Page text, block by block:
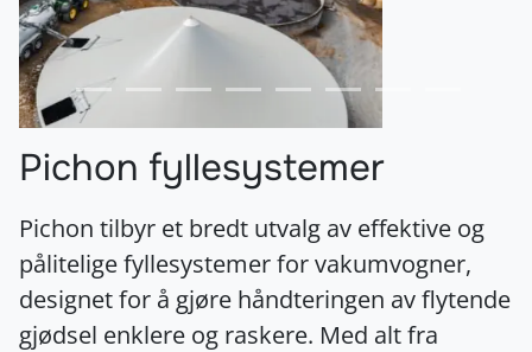
Pichon fyllesystemer
Pichon tilbyr et bredt utvalg av effektive og
pålitelige fyllesystemer for vakumvogner,
designet for å gjøre håndteringen av flytende
gjødsel enklere og raskere. Med alt fra